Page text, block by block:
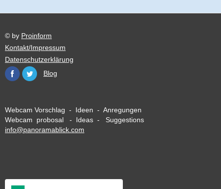
© by Proinform
Kontakt/Impressum
Datenschutzerklärung
Blog
Webcam Vorschlag - Ideen - Anregungen
Webcam probosal - Ideas - Suggestions
info@panoramablick.com